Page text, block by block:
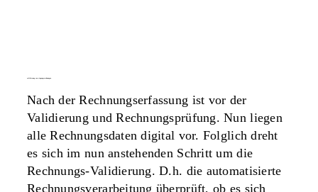
Nach der Rechnungserfassung ist vor der
Validierung und Rechnungsprüfung. Nun liegen
alle Rechnungsdaten digital vor. Folglich dreht
es sich im nun anstehenden Schritt um die
Rechnungs-Validierung. D.h. die automatisierte
Rechnungsverarbeitung überprüft, ob es sich